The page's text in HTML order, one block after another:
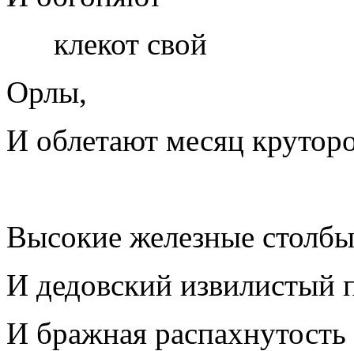
клекот свой
Орлы,
И облетают месяц
Высокие железные
И дедовский извилистый
И бражная